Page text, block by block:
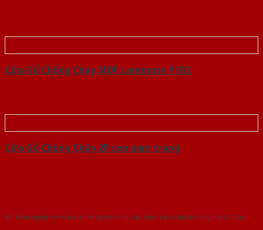
Cửa Gỗ Chống Cháy MDF Laminate P1R2
Cửa Gỗ Chống Cháy 2P son xam trang
Với kinh nghiệm nhiêu năm nghiên cứu cửa theo tiêu chuẩn công nghệ Châu
Âu.Chúng tôi tự tin là nhà sản xuất & cung cấp hàng đầu tại Việt Nam!